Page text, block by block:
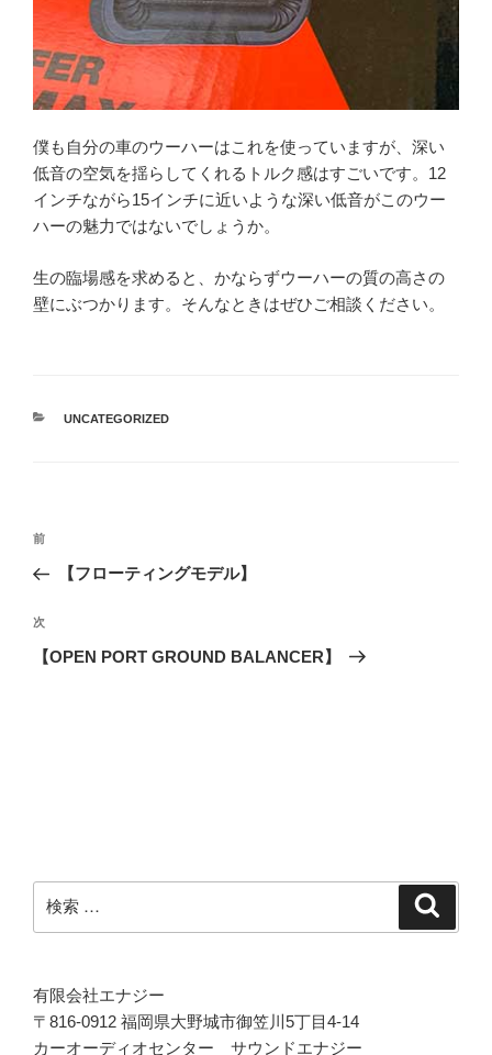
僕も自分の車のウーハーはこれを使っていますが、深い
低音の空気を揺らしてくれるトルク感はすごいです。12
インチながら15インチに近いような深い低音がこのウー
ハーの魅力ではないでしょうか。
生の臨場感を求めると、かならずウーハーの質の高さの
壁にぶつかります。そんなときはぜひご相談ください。
カ
UNCATEGORIZED
投
ビ
ゲ
過
去
投
稿
前
【フローティングモデル】
次
の
次
【OPEN PORT GROUND BALANCER】
検
索:
有限会社エナジー
〒816-0912 福岡県大野城市御笠川5丁目4-14
カーオーディオセンター サウンドエナジー